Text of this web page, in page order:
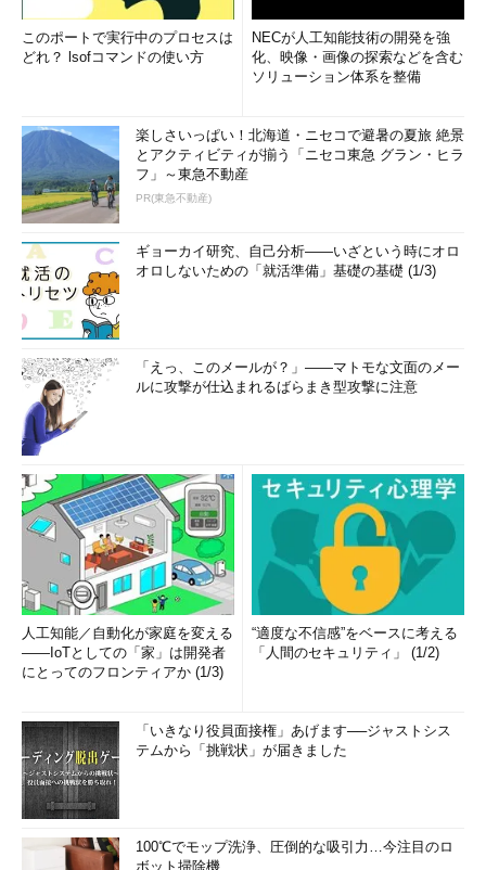
このポートで実行中のプロセスは
どれ？ lsofコマンドの使い方
NECが人工知能技術の開発を強
化、映像・画像の探索などを含む
ソリューション体系を整備
楽しさいっぱい！北海道・ニセコで避暑の夏旅 絶景
とアクティビティが揃う「ニセコ東急 グラン・ヒラ
フ」～東急不動産
PR(東急不動産)
ギョーカイ研究、自己分析――いざという時にオロ
オロしないための「就活準備」基礎の基礎 (1/3)
「えっ、このメールが？」――マトモな文面のメー
ルに攻撃が仕込まれるばらまき型攻撃に注意
人工知能／自動化が家庭を変える
――IoTとしての「家」は開発者
にとってのフロンティアか (1/3)
“適度な不信感”をベースに考える
「人間のセキュリティ」 (1/2)
「いきなり役員面接権」あげます──ジャストシス
テムから「挑戦状」が届きました
100℃でモップ洗浄、圧倒的な吸引力…今注目のロ
ボット掃除機